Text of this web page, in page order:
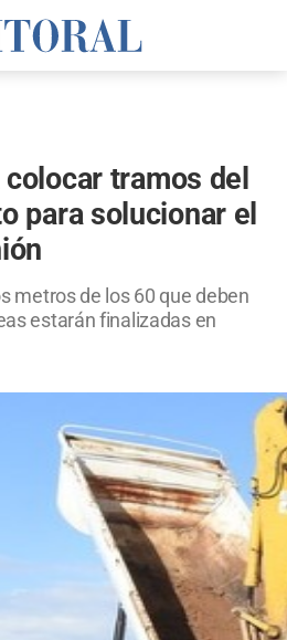
tramos del
para solucionar el
metros de los 60 que deben
estarán finalizadas en